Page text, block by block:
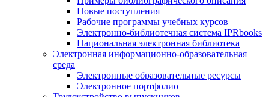
Новые поступления
Рабочие программы учебных курсов
Электронно-библиотечная система IPRbooks
Национальная электронная библиотека
Электронная информационно-образовательная
среда
Электронные образовательные ресурсы
Электронное портфолио